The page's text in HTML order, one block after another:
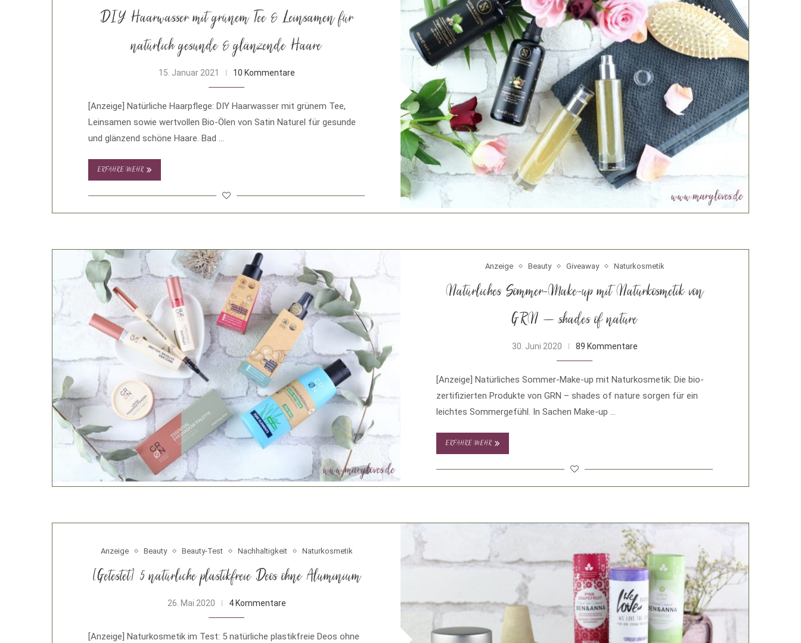
DIY Haarwasser mit grünem Tee & Leinsamen für
natürlich gesunde & glänzende Haare
15. Januar 2021 10 Kommentare
[Anzeige] Natürliche Haarpflege: DIY Haarwasser mit grünem Tee,
Leinsamen sowie wertvollen Bio-Ölen von Satin Naturel für gesunde
und glänzend schöne Haare. Bad …
ERFAHRE MEHR
Anzeige Beauty Giveaway Naturkosmetik
Natürliches Sommer-Make-up mit Naturkosmetik von
GRN – shades of nature
30. Juni 2020 89 Kommentare
[Anzeige] Natürliches Sommer-Make-up mit Naturkosmetik: Die bio-
zertifizierten Produkte von GRN – shades of nature sorgen für ein
leichtes Sommergefühl. In Sachen Make-up …
ERFAHRE MEHR
Anzeige Beauty Beauty-Test Nachhaltigkeit Naturkosmetik
[Getestet] 5 natürliche plastikfreie Deos ohne Aluminium
26. Mai 2020 4 Kommentare
[Anzeige] Naturkosmetik im Test: 5 natürliche plastikfreie Deos ohne